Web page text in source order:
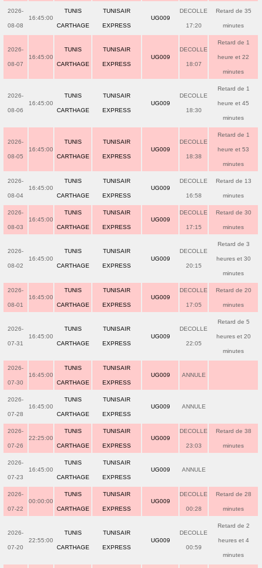
2026-
08-08
16:45:00
TUNIS
CARTHAGE
TUNISAIR
EXPRESS
UG009
DECOLLE
17:20
Retard de 35
minutes
2026-
08-07
16:45:00
TUNIS
CARTHAGE
TUNISAIR
EXPRESS
UG009
DECOLLE
18:07
Retard de 1
heure et 22
minutes
2026-
08-06
16:45:00
TUNIS
CARTHAGE
TUNISAIR
EXPRESS
UG009
DECOLLE
18:30
Retard de 1
heure et 45
minutes
2026-
08-05
16:45:00
TUNIS
CARTHAGE
TUNISAIR
EXPRESS
UG009
DECOLLE
18:38
Retard de 1
heure et 53
minutes
2026-
08-04
16:45:00
TUNIS
CARTHAGE
TUNISAIR
EXPRESS
UG009
DECOLLE
16:58
Retard de 13
minutes
2026-
08-03
16:45:00
TUNIS
CARTHAGE
TUNISAIR
EXPRESS
UG009
DECOLLE
17:15
Retard de 30
minutes
2026-
08-02
16:45:00
TUNIS
CARTHAGE
TUNISAIR
EXPRESS
UG009
DECOLLE
20:15
Retard de 3
heures et 30
minutes
2026-
08-01
16:45:00
TUNIS
CARTHAGE
TUNISAIR
EXPRESS
UG009
DECOLLE
17:05
Retard de 20
minutes
2026-
07-31
16:45:00
TUNIS
CARTHAGE
TUNISAIR
EXPRESS
UG009
DECOLLE
22:05
Retard de 5
heures et 20
minutes
2026-
07-30
16:45:00
TUNIS
CARTHAGE
TUNISAIR
EXPRESS
UG009 ANNULE
2026-
07-28
16:45:00
TUNIS
CARTHAGE
TUNISAIR
EXPRESS
UG009 ANNULE
2026-
07-26
22:25:00
TUNIS
CARTHAGE
TUNISAIR
EXPRESS
UG009
DECOLLE
23:03
Retard de 38
minutes
2026-
07-23
16:45:00
TUNIS
CARTHAGE
TUNISAIR
EXPRESS
UG009 ANNULE
2026-
07-22
00:00:00
TUNIS
CARTHAGE
TUNISAIR
EXPRESS
UG009
DECOLLE
00:28
Retard de 28
minutes
2026-
07-20
22:55:00
TUNIS
CARTHAGE
TUNISAIR
EXPRESS
UG009
DECOLLE
00:59
Retard de 2
heures et 4
minutes